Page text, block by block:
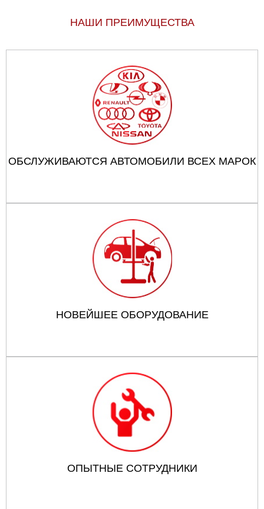
НАШИ ПРЕИМУЩЕСТВА
ОБСЛУЖИВАЮТСЯ АВТОМОБИЛИ ВСЕХ МАРОК
НОВЕЙШЕЕ ОБОРУДОВАНИЕ
ОПЫТНЫЕ СОТРУДНИКИ